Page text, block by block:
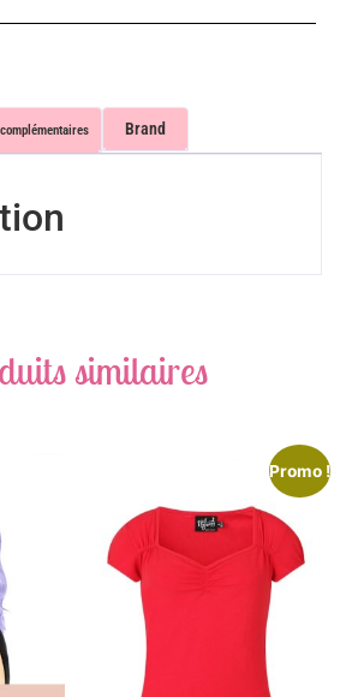
Brand
similaires
Promo !